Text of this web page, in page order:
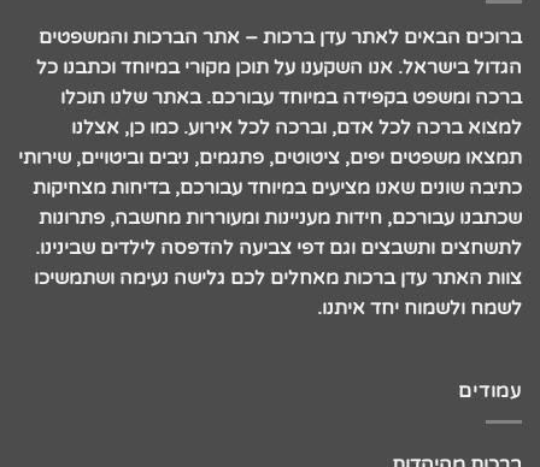
ברוכים הבאים לאתר עדן ברכות – אתר הברכות והמשפטים
הגדול בישראל. אנו השקענו על תוכן מקורי במיוחד וכתבנו כל
ברכה ומשפט בקפידה במיוחד עבורכם. באתר שלנו תוכלו
למצוא ברכה לכל אדם, וברכה לכל אירוע. כמו כן, אצלנו
תמצאו משפטים יפים, ציטוטים, פתגמים, ניבים וביטויים, שירותי
כתיבה שונים שאנו מציעים במיוחד עבורכם, בדיחות מצחיקות
שכתבנו עבורכם, חידות מעניינות ומעוררות מחשבה, פתרונות
לתשחצים ותשבצים וגם דפי צביעה להדפסה לילדים שבינינו.
צוות האתר עדן ברכות מאחלים לכם גלישה נעימה ושתמשיכו
לשמח ולשמוח יחד איתנו.
עמודים